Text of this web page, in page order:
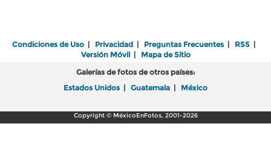
Condiciones de Uso | Privacidad | Preguntas Frecuentes | RSS |
Versión Móvil| Mapa de Sitio
Galerías de fotos de otros países:
Estados Unidos | Guatemala | México
Copyright © MéxicoEnFotos, 2001-2026